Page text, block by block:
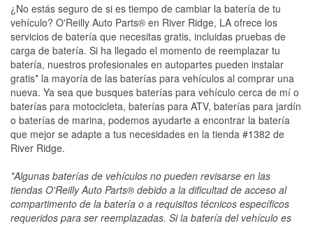
¿No estás seguro de si es tiempo de cambiar la batería de tu
vehículo? O'Reilly Auto Parts® en River Ridge, LA ofrece los
servicios de batería que necesitas gratis, incluidas pruebas de
carga de batería. Si ha llegado el momento de reemplazar tu
batería, nuestros profesionales en autopartes pueden instalar
gratis* la mayoría de las baterías para vehículos al comprar una
nueva. Ya sea que busques baterías para vehículo cerca de mí o
baterías para motocicleta, baterías para ATV, baterías para jardín
o baterías de marina, podemos ayudarte a encontrar la batería
que mejor se adapte a tus necesidades en la tienda #1382 de
River Ridge.
*Algunas baterías de vehículos no pueden revisarse en las
tiendas O'Reilly Auto Parts® debido a la dificultad de acceso al
compartimento de la batería o a requisitos técnicos específicos
requeridos para ser reemplazadas. Si la batería del vehículo es